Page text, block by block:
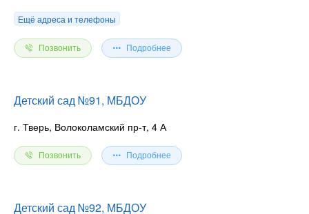
Ещё адреса и телефоны
Позвонить Подробнее
Детский сад №91, МБДОУ
г. Тверь, Волоколамский пр-т, 4 А
Позвонить Подробнее
Детский сад №92, МБДОУ